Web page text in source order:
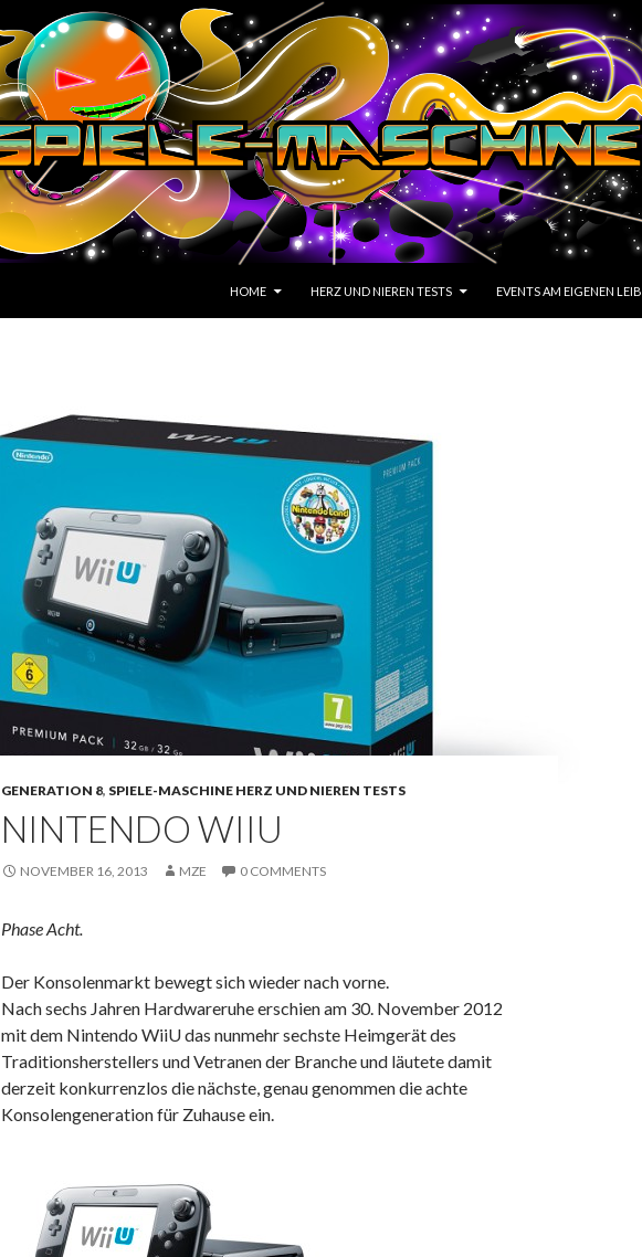
HOME
HERZ UND NIEREN TESTS EVENTS AM EIGENEN LEIB
GENERATION 8, SPIELE-MASCHINE HERZ UND NIEREN TESTS
NINTENDO WIIU
NOVEMBER 16, 2013 MZE 0 COMMENTS
Phase Acht.
Der Konsolenmarkt bewegt sich wieder nach vorne.
Nach sechs Jahren Hardwareruhe erschien am 30. November 2012
mit dem Nintendo WiiU das nunmehr sechste Heimgerät des
Traditionsherstellers und Vetranen der Branche und läutete damit
derzeit konkurrenzlos die nächste, genau genommen die achte
Konsolengeneration für Zuhause ein.